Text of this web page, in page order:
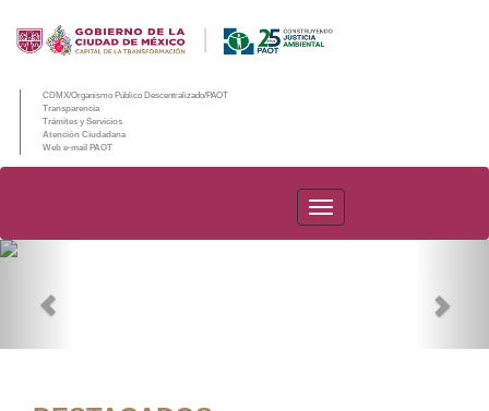
CDMX/Organismo Público Descentralizado/PAOT
Transparencia
Trámites y Servicios
Atención Ciudadana
Web e-mail PAOT
PAOT